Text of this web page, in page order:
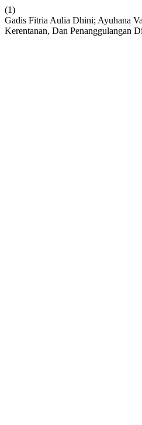
(1)
Gadis Fitria Aulia Dhini; Ayuhana
Kerentanan, Dan Penanggulangan